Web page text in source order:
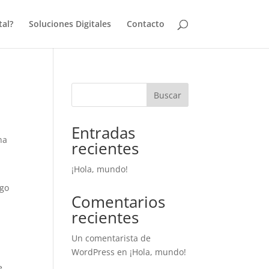
Soluciones Digitales Contacto
Buscar
Entradas
recientes
¡Hola, mundo!
Comentarios
recientes
Un comentarista de
WordPress en ¡Hola, mundo!